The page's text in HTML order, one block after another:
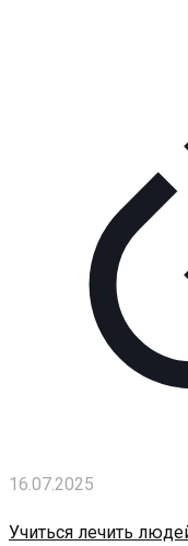
16.07.2025
Учиться лечить